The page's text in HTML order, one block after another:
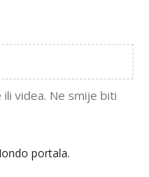
videa. Ne smije biti
portala.